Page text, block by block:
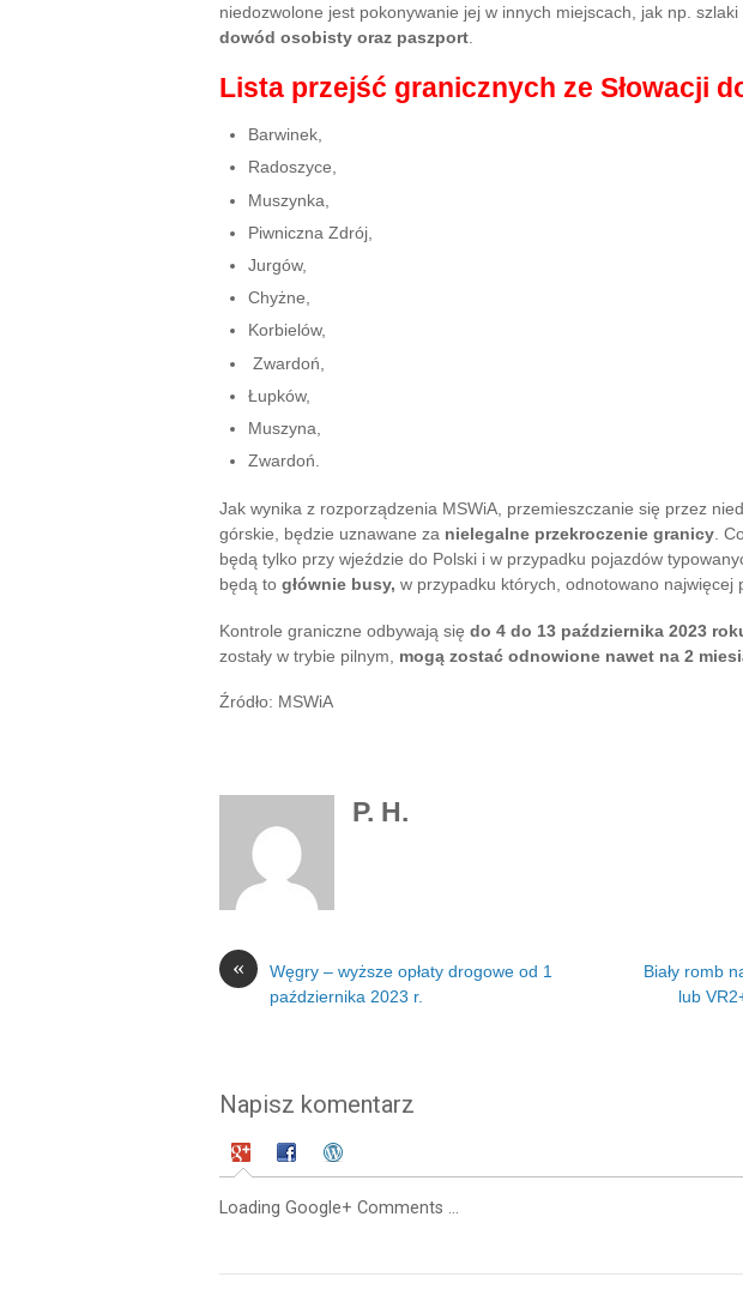
niedozwolone jest pokonywanie jej w innych miejscach, jak np.
dowód osobisty oraz paszport
Lista przejść granicznych ze Słowacji
Barwinek,
Radoszyce,
Muszynka,
Piwniczna Zdrój,
Jurgów,
Chyżne,
Korbielów,
Zwardoń,
Łupków,
Muszyna,
Zwardoń.
Jak wynika z rozporządzenia MSWiA, przemieszczanie się przez
górskie, będzie uznawane za nielegalne przekroczenie granicy.
będą tylko przy wjeździe do Polski i w przypadku pojazdów
będą to głównie busy, w przypadku których, odnotowano najwięcej
Kontrole graniczne odbywają się do 4 do 13 października 2023
zostały w trybie pilnym, mogą zostać odnowione nawet na 2
Źródło: MSWiA
P. H.
«
Węgry – wyższe opłaty drogowe od 1
października 2023 r.
Biały romb
lub
Napisz komentarz
Loading Google+ Comments ...